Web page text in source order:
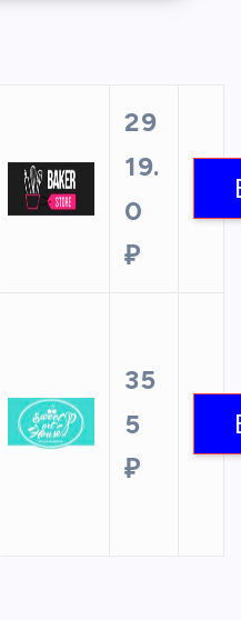
29
19.
0
₽
35
5
₽